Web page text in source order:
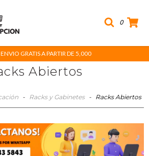
0
GRATIS A PARTIR DE 5,000
Abiertos
- Racks y Gabinetes - Racks Abiertos